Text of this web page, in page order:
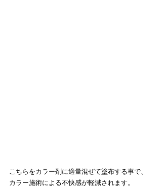
こちらをカラー剤に適量混ぜて塗布する事で、
カラー施術による不快感が軽減されます。